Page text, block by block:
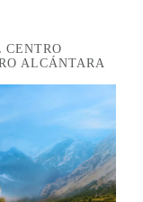
CENTRO
ALCÁNTARA